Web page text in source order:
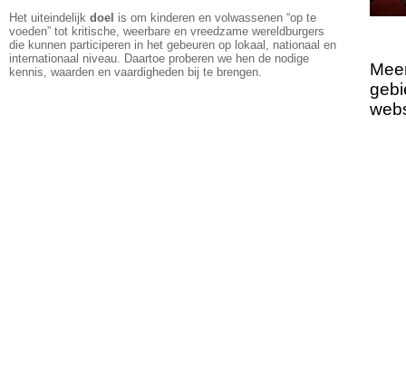
Het uiteindelijk doel is om kinderen en volwassenen “op te
voeden” tot kritische, weerbare en vreedzame wereldburgers
die kunnen participeren in het gebeuren op lokaal, nationaal en
internationaal niveau. Daartoe proberen we hen de nodige
kennis, waarden en vaardigheden bij te brengen.